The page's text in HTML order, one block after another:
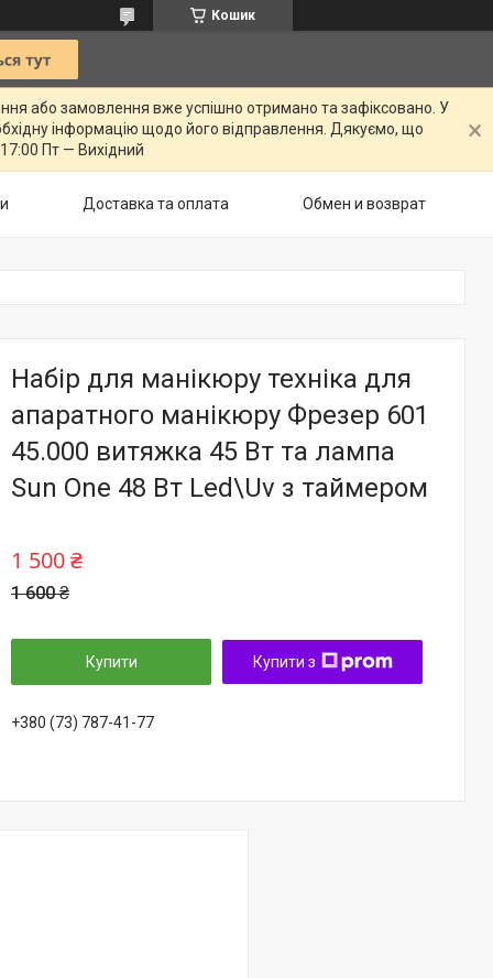
Кошик
або замовлення вже успішно отримано та зафіксовано. У
інформацію щодо його відправлення. Дякуємо, що
Пт — Вихідний
Доставка та оплата Обмен и возврат
Набір для манікюру техніка для
апаратного манікюру Фрезер 601
45.000 витяжка 45 Вт та лампа
Sun One 48 Вт Led\Uv з таймером
1 600 ₴
1 500 ₴
Купити Купити з
+380 (73) 787-41-77